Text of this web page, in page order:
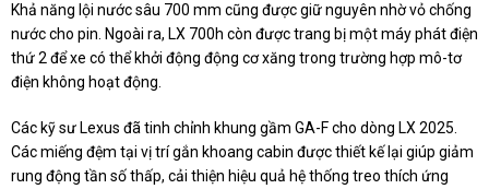
Khả năng lội nước sâu 700 mm cũng được giữ nguyên nhờ vỏ chống
nước cho pin. Ngoài ra, LX 700h còn được trang bị một máy phát điện
thứ 2 để xe có thể khởi động động cơ xăng trong trường hợp mô-tơ
điện không hoạt động.
Các kỹ sư Lexus đã tinh chỉnh khung gầm GA-F cho dòng LX 2025.
Các miếng đệm tại vị trí gắn khoang cabin được thiết kế lại giúp giảm
rung động tần số thấp, cải thiện hiệu quả hệ thống treo thích ứng